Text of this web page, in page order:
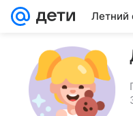
Летний